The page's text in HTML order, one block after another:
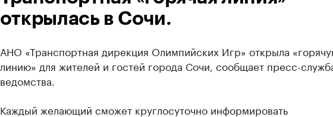
открылась в Сочи.
АНО «Транспортная дирекция Олимпийских Игр» открыла
линию» для жителей и гостей города Сочи, сообщает пресс-
ведомства.
Каждый желающий сможет круглосуточно информировать